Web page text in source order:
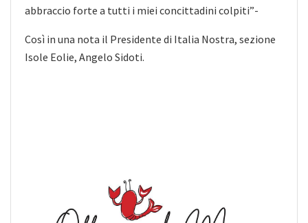
abbraccio forte a tutti i miei concittadini colpiti”-
Così in una nota il Presidente di Italia Nostra, sezione
Isole Eolie, Angelo Sidoti.